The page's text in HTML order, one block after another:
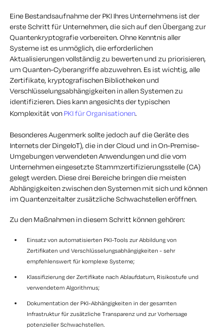
Eine Bestandsaufnahme der PKI Ihres Unternehmens ist der
erste Schritt für Unternehmen, die sich auf den Übergang zur
Quantenkryptografie vorbereiten. Ohne Kenntnis aller
Systeme ist es unmöglich, die erforderlichen
Aktualisierungen vollständig zu bewerten und zu priorisieren,
um Quanten-Cyberangriffe abzuwehren. Es ist wichtig, alle
Zertifikate, kryptografischen Bibliotheken und
Verschlüsselungsabhängigkeiten in allen Systemen zu
identifizieren. Dies kann angesichts der typischen
Komplexität von PKI für Organisationen.
Besonderes Augenmerk sollte jedoch auf die Geräte des
Internets der DingeIoT), die in der Cloud und in On-Premise-
Umgebungen verwendeten Anwendungen und die vom
Unternehmen eingesetzte Stammzertifizierungsstelle (CA)
gelegt werden. Diese drei Bereiche bringen die meisten
Abhängigkeiten zwischen den Systemen mit sich und können
im Quantenzeitalter zusätzliche Schwachstellen eröffnen.
Zu den Maßnahmen in diesem Schritt können gehören:
Einsatz von automatisierten PKI-Tools zur Abbildung von
Zertifikaten und Verschlüsselungsabhängigkeiten - sehr
empfehlenswert für komplexe Systeme;
Klassifizierung der Zertifikate nach Ablaufdatum, Risikostufe und
verwendetem Algorithmus;
Dokumentation der PKI-Abhängigkeiten in der gesamten
Infrastruktur für zusätzliche Transparenz und zur Vorhersage
potenzieller Schwachstellen.